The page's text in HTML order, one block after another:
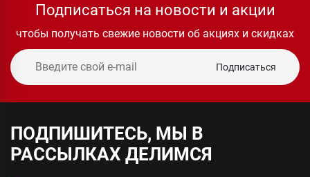
Подписаться на новости и акции
чтобы получать свежие новости об акциях и скидках
Подписаться
ПОДПИШИТЕСЬ, МЫ В
РАССЫЛКАХ ДЕЛИМСЯ